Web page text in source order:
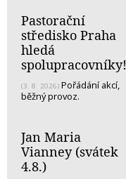
Pastorační
středisko Praha
hledá
spolupracovníky!
(3. 8. 2026) Pořádání akcí,
běžný provoz.
Jan Maria
Vianney (svátek
4.8.)